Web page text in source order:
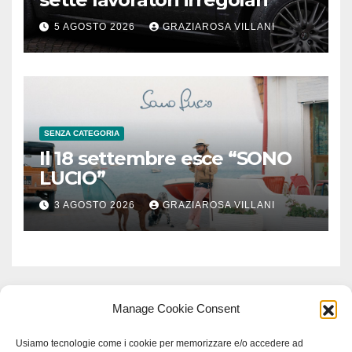
Manage Cookie Consent
Usiamo tecnologie come i cookie per memorizzare e/o accedere ad
5 AGOSTO 2026 GRAZIAROSA VILLANI
SENZA CATEGORIA
Il 18 settembre esce “SONO
LUCIO”
3 AGOSTO 2026 GRAZIAROSA VILLANI